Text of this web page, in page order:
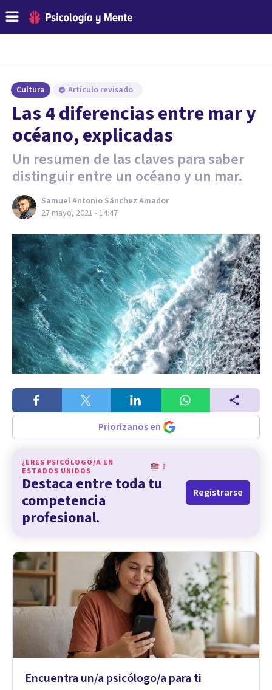
Cultura Artículo revisado
Las 4 diferencias entre mar y
océano, explicadas
Un resumen de las claves para saber
distinguir entre un océano y un mar.
Samuel Antonio Sánchez Amador
27 mayo, 2021 - 14:47
Priorízanos en
¿ERES PSICÓLOGO/A EN
ESTADOS UNIDOS
?
Destaca entre toda tu
competencia
profesional.
Registrarse
Encuentra un/a psicólogo/a para ti